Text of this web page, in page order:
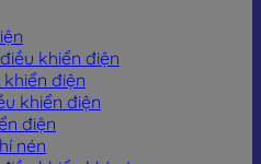
khiển điện
điện
khiển điện
điện
nén